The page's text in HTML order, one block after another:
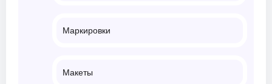
Маркировки
Макеты